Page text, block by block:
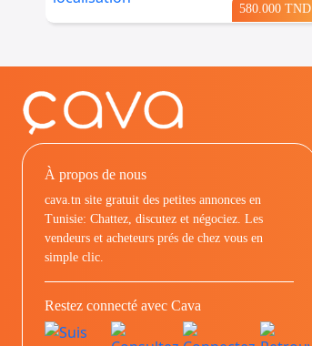
580.000 TND
À propos de nous
cava.tn site gratuit des petites annonces en
Tunisie: Chattez, discutez et négociez. Les
vendeurs et acheteurs prés de chez vous en
simple clic.
Restez connecté avec Cava